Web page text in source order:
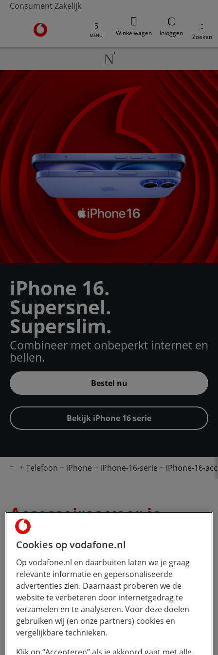
Consument Zakelijk
Ga naar de Vodafone homepage
MENU Winkelwagen Inloggen Zoeken
iPhone 16.
Supersnel.
Superslim.
Combineer met onbeperkt internet en
bellen.
Bestel nu
Bekijk iPhone 16 serie
Telefoon iPhone iPhone-16-serie iPhone-16-
Accessoires voor je
nieuwe iPhone 16
Heb je net de iPhone 16 iPhone 16 Plus
iPhone 16 Pro,iPhone 16 Pro MaxofiPhone
16ebesteld? Wellicht dat je dan nog even
moet wachten tot deze binnenkomt en dat
is direct een mooi moment om te kijken
naar accessoires voor je nieuwe iPhone! Of
het nou gaat om een tweede oplader of een
mooi hoesje voor je telefoon: je iPhone is
Cookies op vodafone.nl
Op vodafone.nl en daarbuiten laten we je graag
relevante informatie en gepersonaliseerde
advertenties zien. Daarnaast proberen we de
website te verbeteren door internetgedrag te
verzamelen en te analyseren. Voor deze doelen
gebruiken wij (en onze partners) cookies en
vergelijkbare technieken.
Klik op “Accepteren” als je akkoord gaat met alle